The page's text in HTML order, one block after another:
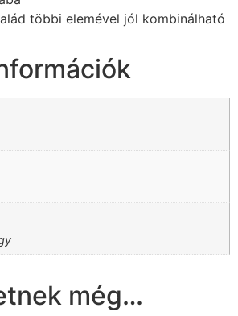
többi elemével jól kombinálható
még…